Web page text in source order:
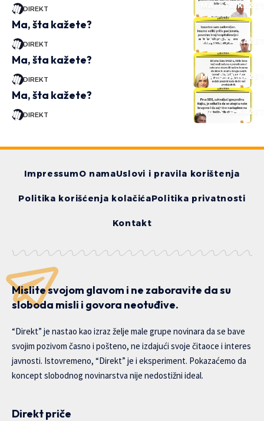
MA, ŠTA
DIREKT
MA, ŠTA
Ma, šta kažete?
DIREKT
MA, ŠTA
Ma, šta kažete?
DIREKT
MA, ŠTA
Ma, šta kažete?
DIREKT
ImpressumO namaUslovi i pravila korištenja
Politika korišćenja kolačićaPolitika privatnosti
Kontakt
Mislite svojom glavom i ne zaboravite da su
sloboda misli i govora neotuđive.
“Direkt” je nastao kao izraz želje male grupe novinara da se bave
svojim pozivom časno i pošteno, ne izdajući svoje čitaoce i interes
javnosti. Istovremeno, “Direkt” je i eksperiment. Pokazaćemo da
koncept slobodnog novinarstva nije nedostižni ideal.
Direkt priče